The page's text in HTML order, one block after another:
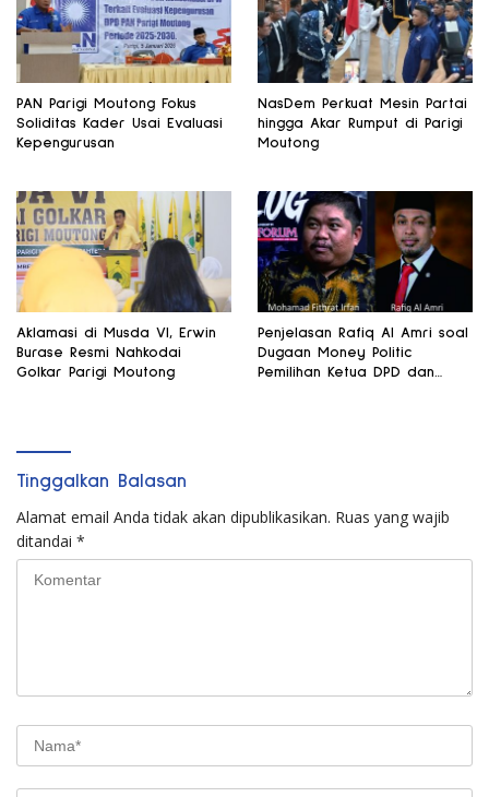
PAN Parigi Moutong Fokus
Soliditas Kader Usai Evaluasi
Kepengurusan
NasDem Perkuat Mesin Partai
hingga Akar Rumput di Parigi
Moutong
Aklamasi di Musda VI, Erwin
Burase Resmi Nahkodai
Golkar Parigi Moutong
Penjelasan Rafiq Al Amri soal
Dugaan Money Politic
Pemilihan Ketua DPD dan
Tinggalkan Balasan
Alamat email Anda tidak akan dipublikasikan. Ruas yang wajib
ditandai *